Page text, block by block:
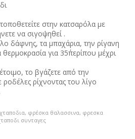
στην κατσαρόλα με
να σιγοψηθεί .
δάφνης, τα μπαχάρια, την ρίγανη
θερμοκρασία για 35΄περίπου μέχρι
το βγάζετε από την
ρίχνοντας του λίγο
, φρέσκα θαλασσινα, φρεσκα
συνταγες